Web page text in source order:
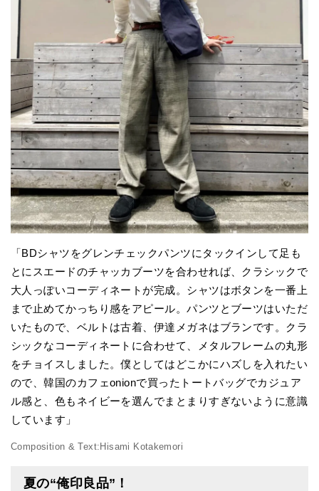
「BDシャツをグレンチェックパンツにタックインして足も
とにスエードのチャッカブーツを合わせれば、クラシックで
大人っぽいコーディネートが完成。シャツはボタンを一番上
まで止めてかっちり感をアピール。パンツとブーツはいただ
いたもので、ベルトは古着、伊達メガネはブランです。クラ
シックなコーディネートに合わせて、メタルフレームの丸形
をチョイスしました。僕としてはどこかにハズしを入れたい
ので、韓国のカフェonionで買ったトートバッグでカジュア
ル感と、色もネイビーを選んでまとまりすぎないように意識
しています」
Composition & Text:Hisami Kotakemori
夏の“俺印良品”！